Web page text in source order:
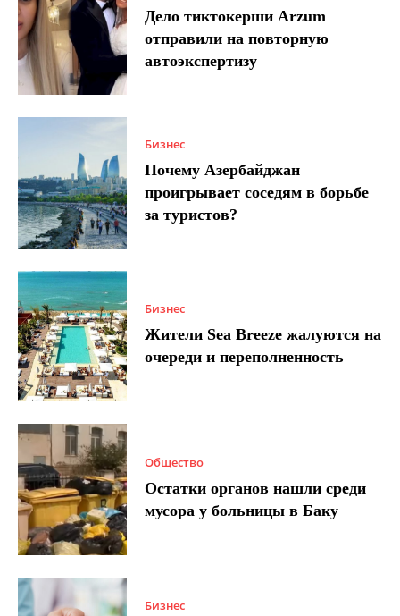
Дело тиктокерши Arzum
отправили на повторную
автоэкспертизу
Бизнес
Почему Азербайджан
проигрывает соседям в борьбе
за туристов?
Бизнес
Жители Sea Breeze жалуются на
очереди и переполненность
Общество
Остатки органов нашли среди
мусора у больницы в Баку
Бизнес